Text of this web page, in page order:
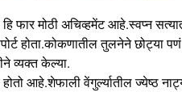
हि फार मोठी अचिव्हमेंट आहे.स्वप्न
होता.कोकणातील तुलनेने छोट्या
व्यक्त केल्या.
होतो आहे.शेफाली वेंगुर्ल्यातील ज्येष्ठ